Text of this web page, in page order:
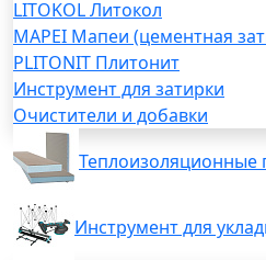
LITOKOL Литокол
MAPEI Мапеи (цементная
PLITONIT Плитонит
Инструмент для затирки
Очистители и добавки
Теплоизоляционные
Инструмент для